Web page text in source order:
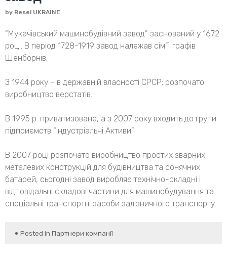
by Resel UKRAINE
“Мукачівський машинобудівний завод” заснований у 1672
році. В період 1728-1919 завод належав сім”ї графів
Шенборнів.
З 1944 року – в державній власності СРСР; розпочато
виробництво верстатів.
В 1995 р. приватизоване, а з 2007 року входить до групи
підприємств “Індустріальні Активи”.
В 2007 році розпочато виробництво простих зварних
металевих конструкцій для будівництва та сонячних
батарей, сьогодні завод виробляє технічно-складні і
відповідальні складові частини для машинобудування та
спеціальні транспортні засоби залізничного транспорту.
Posted in Партнери компанії